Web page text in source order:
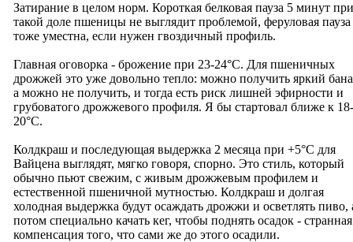
Затирание в целом норм. Короткая белковая пауза 5 минут при
такой доле пшеницы не выглядит проблемой, феруловая пауза
тоже уместна, если нужен гвоздичный профиль.
Главная оговорка - брожение при 23-24°C. Для пшеничных
дрожжей это уже довольно тепло: можно получить яркий
а можно не получить, и тогда есть риск лишней эфирности и
грубоватого дрожжевого профиля. Я бы стартовал ближе к 18-
20°C.
Колдкраш и последующая выдержка 2 месяца при +5°C для
Вайцена выглядят, мягко говоря, спорно. Это стиль, который
обычно пьют свежим, с живым дрожжевым профилем и
естественной пшеничной мутностью. Колдкраш и долгая
холодная выдержка будут осаждать дрожжи и осветлять пиво,
потом специально качать кег, чтобы поднять осадок - странная
компенсация того, что сами же до этого осадили.